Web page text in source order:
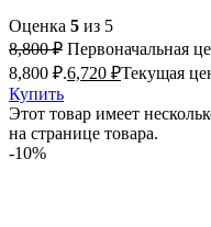
Оценка 5 из 5
8,800₽ Первоначальная
8,800 ₽.6,720 ₽Текущая
Купить
Этот товар имеет
на странице товара.
-10%